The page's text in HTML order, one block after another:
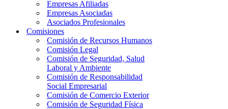
Empresas Afiliadas
Empresas Asociadas
Asociados Profesionales
Comisiones
Comisión de Recursos Humanos
Comisión Legal
Comisión de Seguridad, Salud
Laboral y Ambiente
Comisión de Responsabilidad
Social Empresarial
Comisión de Comercio Exterior
Comisión de Seguridad Física